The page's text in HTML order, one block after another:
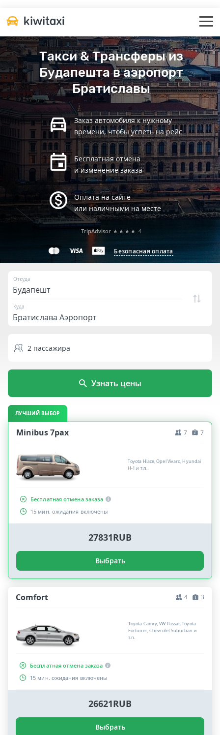
Такси & Трансферы из
Будапешта в аэропорт
Братиславы
Заказ автомобиля к нужному
времени, чтобы успеть на рейс
Бесплатная отмена
и изменение заказа
Оплата на сайте
или наличными на месте
Безопасная оплата
TripAdvisor ★★★★ 4
Откуда
Куда
2 пассажира
Узнать цены
ЛУЧШИЙ ВЫБОР
Minibus 7pax 7 7
Toyota Hiace, Opel Vivaro, Hyundai
H-1 и т.п.
Бесплатная отмена заказа
15 мин. ожидания включены
27831RUB
Выбрать
Comfort 4 3
Toyota Camry, VW Passat, Toyota
Fortuner, Chevrolet Suburban и
т.п.
Бесплатная отмена заказа
15 мин. ожидания включены
26621RUB
Выбрать